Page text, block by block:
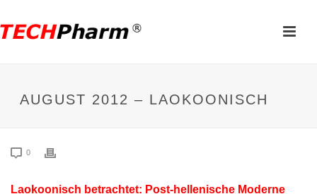
AUGUST 2012 – LAOKOONISCH
0
Laokoonisch betrachtet: Post-hellenische Moderne